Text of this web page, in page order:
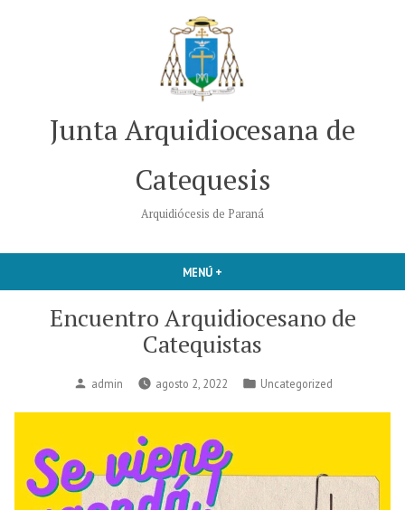
Junta Arquidiocesana de
Catequesis
Arquidiócesis de Paraná
MENÚ +
Encuentro Arquidiocesano de
Catequistas
Publicado
admin agosto 2, 2022
Publicado
Uncategorized